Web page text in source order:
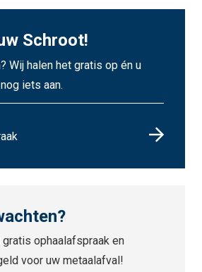
Schroot!
Wij halen het gratis op én u
iets aan.
gratis ophaalafspraak en
voor uw metaalafval!